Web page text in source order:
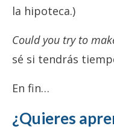
la hipoteca.)
Could you try to
sé si tendrás
En fin…
¿Quieres